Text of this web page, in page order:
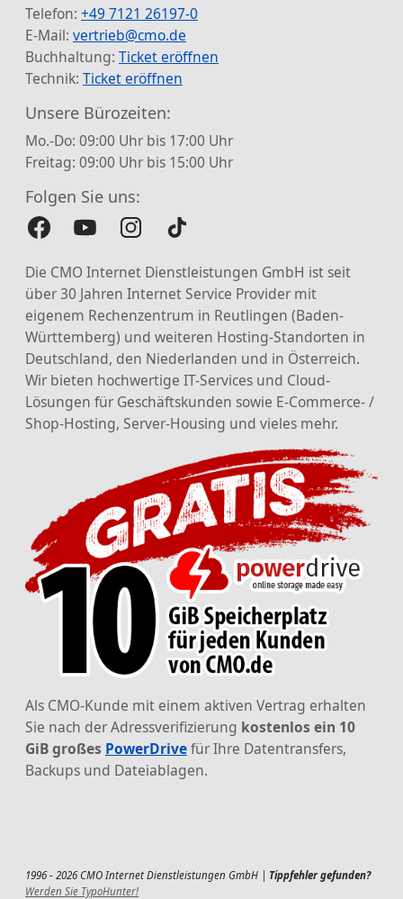
Telefon: +49 7121 26197-0
E-Mail: vertrieb@cmo.de
Buchhaltung: Ticket eröffnen
Technik: Ticket eröffnen
Unsere Bürozeiten:
Mo.-Do: 09:00 Uhr bis 17:00 Uhr
Freitag: 09:00 Uhr bis 15:00 Uhr
Folgen Sie uns:
Die CMO Internet Dienstleistungen GmbH ist seit
über 30 Jahren Internet Service Provider mit
eigenem Rechenzentrum in Reutlingen (Baden-
Württemberg) und weiteren Hosting-Standorten in
Deutschland, den Niederlanden und in Österreich.
Wir bieten hochwertige IT-Services und Cloud-
Lösungen für Geschäftskunden sowie E-Commerce- /
Shop-Hosting, Server-Housing und vieles mehr.
Als CMO-Kunde mit einem aktiven Vertrag erhalten
Sie nach der Adressverifizierung kostenlos ein 10
GiB großes PowerDrivefür Ihre Datentransfers,
Backups und Dateiablagen.
1996 - 2026 CMO Internet Dienstleistungen GmbH | Tippfehler gefunden?
Werden Sie TypoHunter!